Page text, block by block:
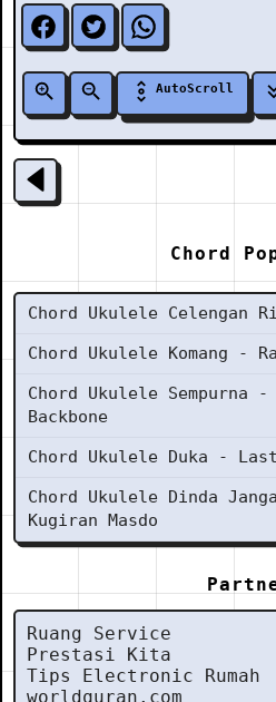
AutoScroll
Chord
Chord Ukulele Celengan
Chord Ukulele Komang -
Chord Ukulele Sempurna -
Backbone
Chord Ukulele Duka -
Chord Ukulele Dinda
Kugiran Masdo
Ruang Service
Prestasi Kita
Tips Electronic Rumah
worldquran.com